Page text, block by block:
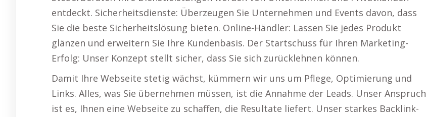
entdeckt. Sicherheitsdienste: Überzeugen Sie Unternehmen und Events davon, dass
Sie die beste Sicherheitslösung bieten. Online-Händler: Lassen Sie jedes Produkt
glänzen und erweitern Sie Ihre Kundenbasis. Der Startschuss für Ihren Marketing-
Erfolg: Unser Konzept stellt sicher, dass Sie sich zurücklehnen können.
Damit Ihre Webseite stetig wächst, kümmern wir uns um Pflege, Optimierung und
Links. Alles, was Sie übernehmen müssen, ist die Annahme der Leads. Unser Anspruch
ist es, Ihnen eine Webseite zu schaffen, die Resultate liefert. Unser starkes Backlink-